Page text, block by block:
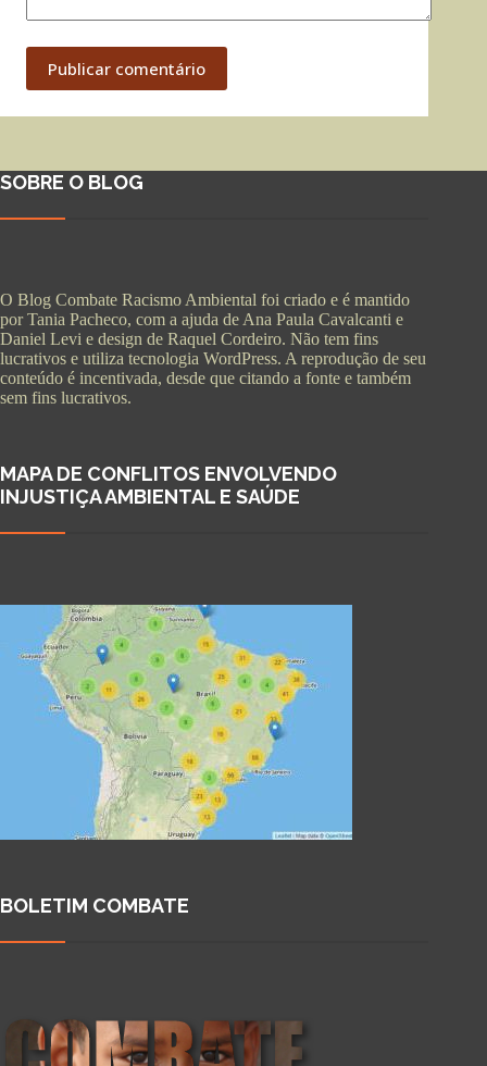
Publicar comentário
SOBRE O BLOG
O Blog Combate Racismo Ambiental foi criado e é mantido
por Tania Pacheco, com a ajuda de Ana Paula Cavalcanti e
Daniel Levi e design de Raquel Cordeiro. Não tem fins
lucrativos e utiliza tecnologia WordPress. A reprodução de seu
conteúdo é incentivada, desde que citando a fonte e também
sem fins lucrativos.
MAPA DE CONFLITOS ENVOLVENDO
INJUSTIÇA AMBIENTAL E SAÚDE
BOLETIM COMBATE